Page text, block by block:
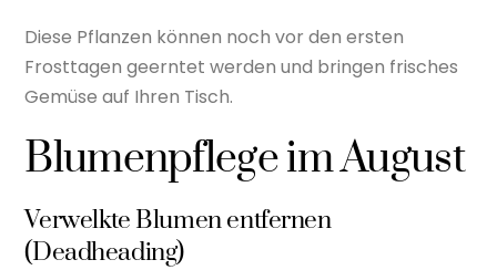
Diese Pflanzen können noch vor den ersten
Frosttagen geerntet werden und bringen frisches
Gemüse auf Ihren Tisch.
Blumenpflege im August
Verwelkte Blumen entfernen
(Deadheading)